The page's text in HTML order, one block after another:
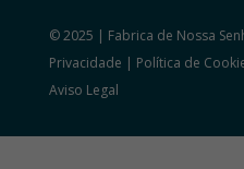
© 2025 | Fabrica de Nossa
Privacidade
Política de
Aviso Legal